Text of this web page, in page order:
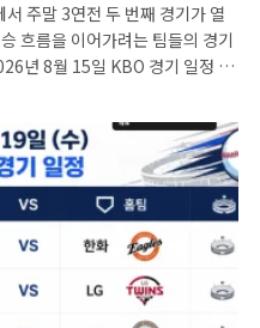
주말 3연전 두 번째 경기가 열
흐름을 이어가려는 팀들의 경기
년 8월 15일 KBO 경기 일정 시